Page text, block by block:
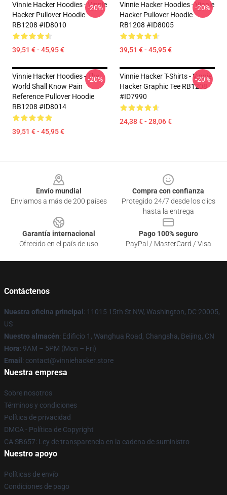
Vinnie Hacker Hoodies - Vinnie
Hacker Pullover Hoodie
RB1208 #ID8010
39,51 € - 45,95 €
-20%
Vinnie Hacker Hoodies - Vinnie
Hacker Pullover Hoodie
RB1208 #ID8005
39,51 € - 45,95 €
-20%
Vinnie Hacker Hoodies - The
World Shall Know Pain
Reference Pullover Hoodie
RB1208 #ID8014
39,51 € - 45,95 €
-20%
Vinnie Hacker T-Shirts - Vinnie
Hacker Graphic Tee RB1208
#ID7990
24,38 € - 28,06 €
-20%
Envío mundial
Enviamos a más de 200 países
Compra con confianza
Protegido 24/7 desde los clics
hasta la entrega
Garantía internacional
Ofrecido en el país de uso
Pago 100% seguro
PayPal / MasterCard / Visa
Contáctenos
Nuestra oficina principal : 11015 15th St NW, Washington, DC 20005,
US
Nuestro almacén: Edificio 1, Wanghua Road, Changsha, Beijing, CN
Hora: 9AM – 5PM (Mon – Fri)
Email : contact@vinniehacker.store
Nuestra empresa
Sobre nosotros
Términos y condiciones
Política de privacidad
DMCA - Política de Copyright
CA SB657: Ley de transparencia en la cadena de suministro
Nuestro apoyo
Políticas de envío
Condiciones de pago